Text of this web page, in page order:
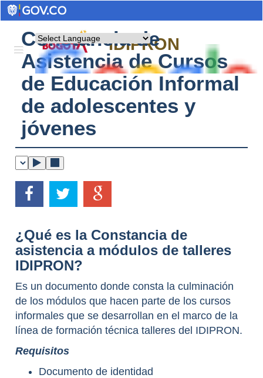
Powered by
IDIPRON
Constancia de
Asistencia de Cursos
de Educación Informal
de adolescentes y
jóvenes
¿Qué es la Constancia de
asistencia a módulos de talleres
IDIPRON?
Es un documento donde consta la culminación
de los módulos que hacen parte de los cursos
informales que se desarrollan en el marco de la
línea de formación técnica talleres del IDIPRON.
Requisitos
Documento de identidad